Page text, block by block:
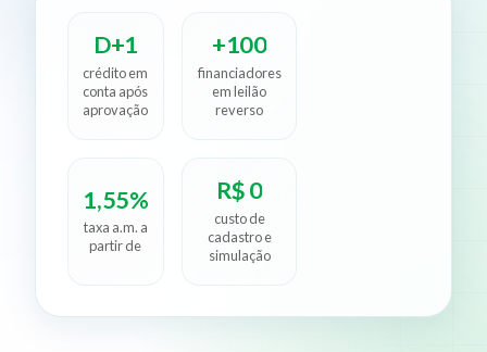
D+1
crédito em
conta após
aprovação
+100
financiadores
em leilão
reverso
1,55%
taxa a.m. a
partir de
R$ 0
custo de
cadastro e
simulação